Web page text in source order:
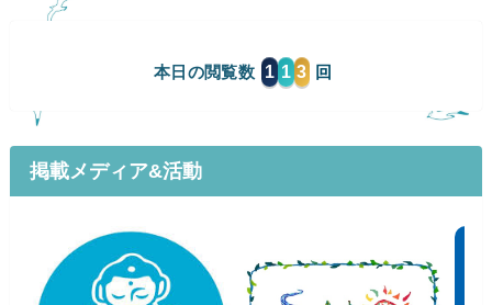
本日の閲覧数 1 1 3
掲載メディア&活動